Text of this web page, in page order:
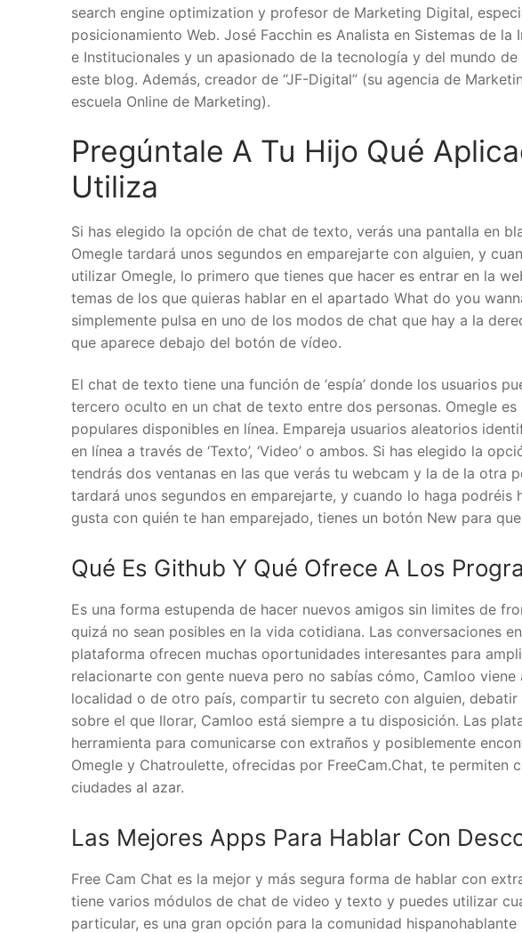
search engine optimization y profesor de Marketing Digital,
posicionamiento Web. José Facchin es Analista en Sistemas de
e Institucionales y un apasionado de la tecnología y del mundo
este blog. Además, creador de “JF-Digital” (su agencia de
escuela Online de Marketing).
Pregúntale A Tu Hijo Qué
Utiliza
Si has elegido la opción de chat de texto, verás una pantalla en
Omegle tardará unos segundos en emparejarte con alguien, y
utilizar Omegle, lo primero que tienes que hacer es entrar en la
temas de los que quieras hablar en el apartado What do you
simplemente pulsa en uno de los modos de chat que hay a la
que aparece debajo del botón de vídeo.
El chat de texto tiene una función de ‘espía’ donde los usuarios
tercero oculto en un chat de texto entre dos personas. Omegle
populares disponibles en línea. Empareja usuarios aleatorios
en línea a través de ‘Texto’, ‘Video’ o ambos. Si has elegido la
tendrás dos ventanas en las que verás tu webcam y la de la otra
tardará unos segundos en emparejarte, y cuando lo haga
gusta con quién te han emparejado, tienes un botón New para
Qué Es Github Y Qué Ofrece A Los
Es una forma estupenda de hacer nuevos amigos sin limites de
quizá no sean posibles en la vida cotidiana. Las conversaciones
plataforma ofrecen muchas oportunidades interesantes para
relacionarte con gente nueva pero no sabías cómo, Camloo
localidad o de otro país, compartir tu secreto con alguien,
sobre el que llorar, Camloo está siempre a tu disposición. Las
herramienta para comunicarse con extraños y posiblemente
Omegle y Chatroulette, ofrecidas por FreeCam.Chat, te permiten
ciudades al azar.
Las Mejores Apps Para Hablar Con
Free Cam Chat es la mejor y más segura forma de hablar con
tiene varios módulos de chat de video y texto y puedes utilizar
particular, es una gran opción para la comunidad